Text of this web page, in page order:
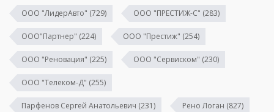
ООО "ЛидерАвто" (729) ООО "ПРЕСТИЖ-С" (283)
ООО"Партнер" (224) ООО "Престиж" (254)
ООО "Реновация" (225) ООО "Сервиском" (230)
ООО "Телеком-Д" (255)
Парфенов Сергей Анатольевич (231) Рено Логан (827)